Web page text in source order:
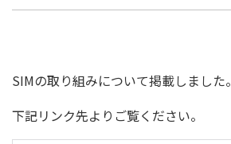
SIMの取り組みについて掲載しました。
下記リンク先よりご覧ください。